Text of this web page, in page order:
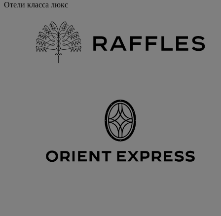
Отели класса люкс